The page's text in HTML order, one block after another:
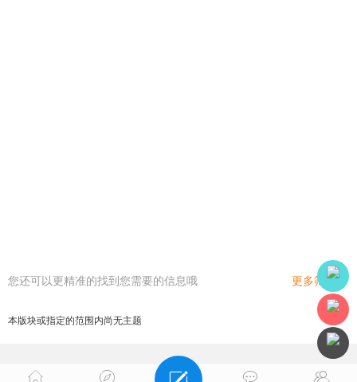
您还可以更精准的找到您需要的信息哦 更多筛选
本版块或指定的范围内尚无主题